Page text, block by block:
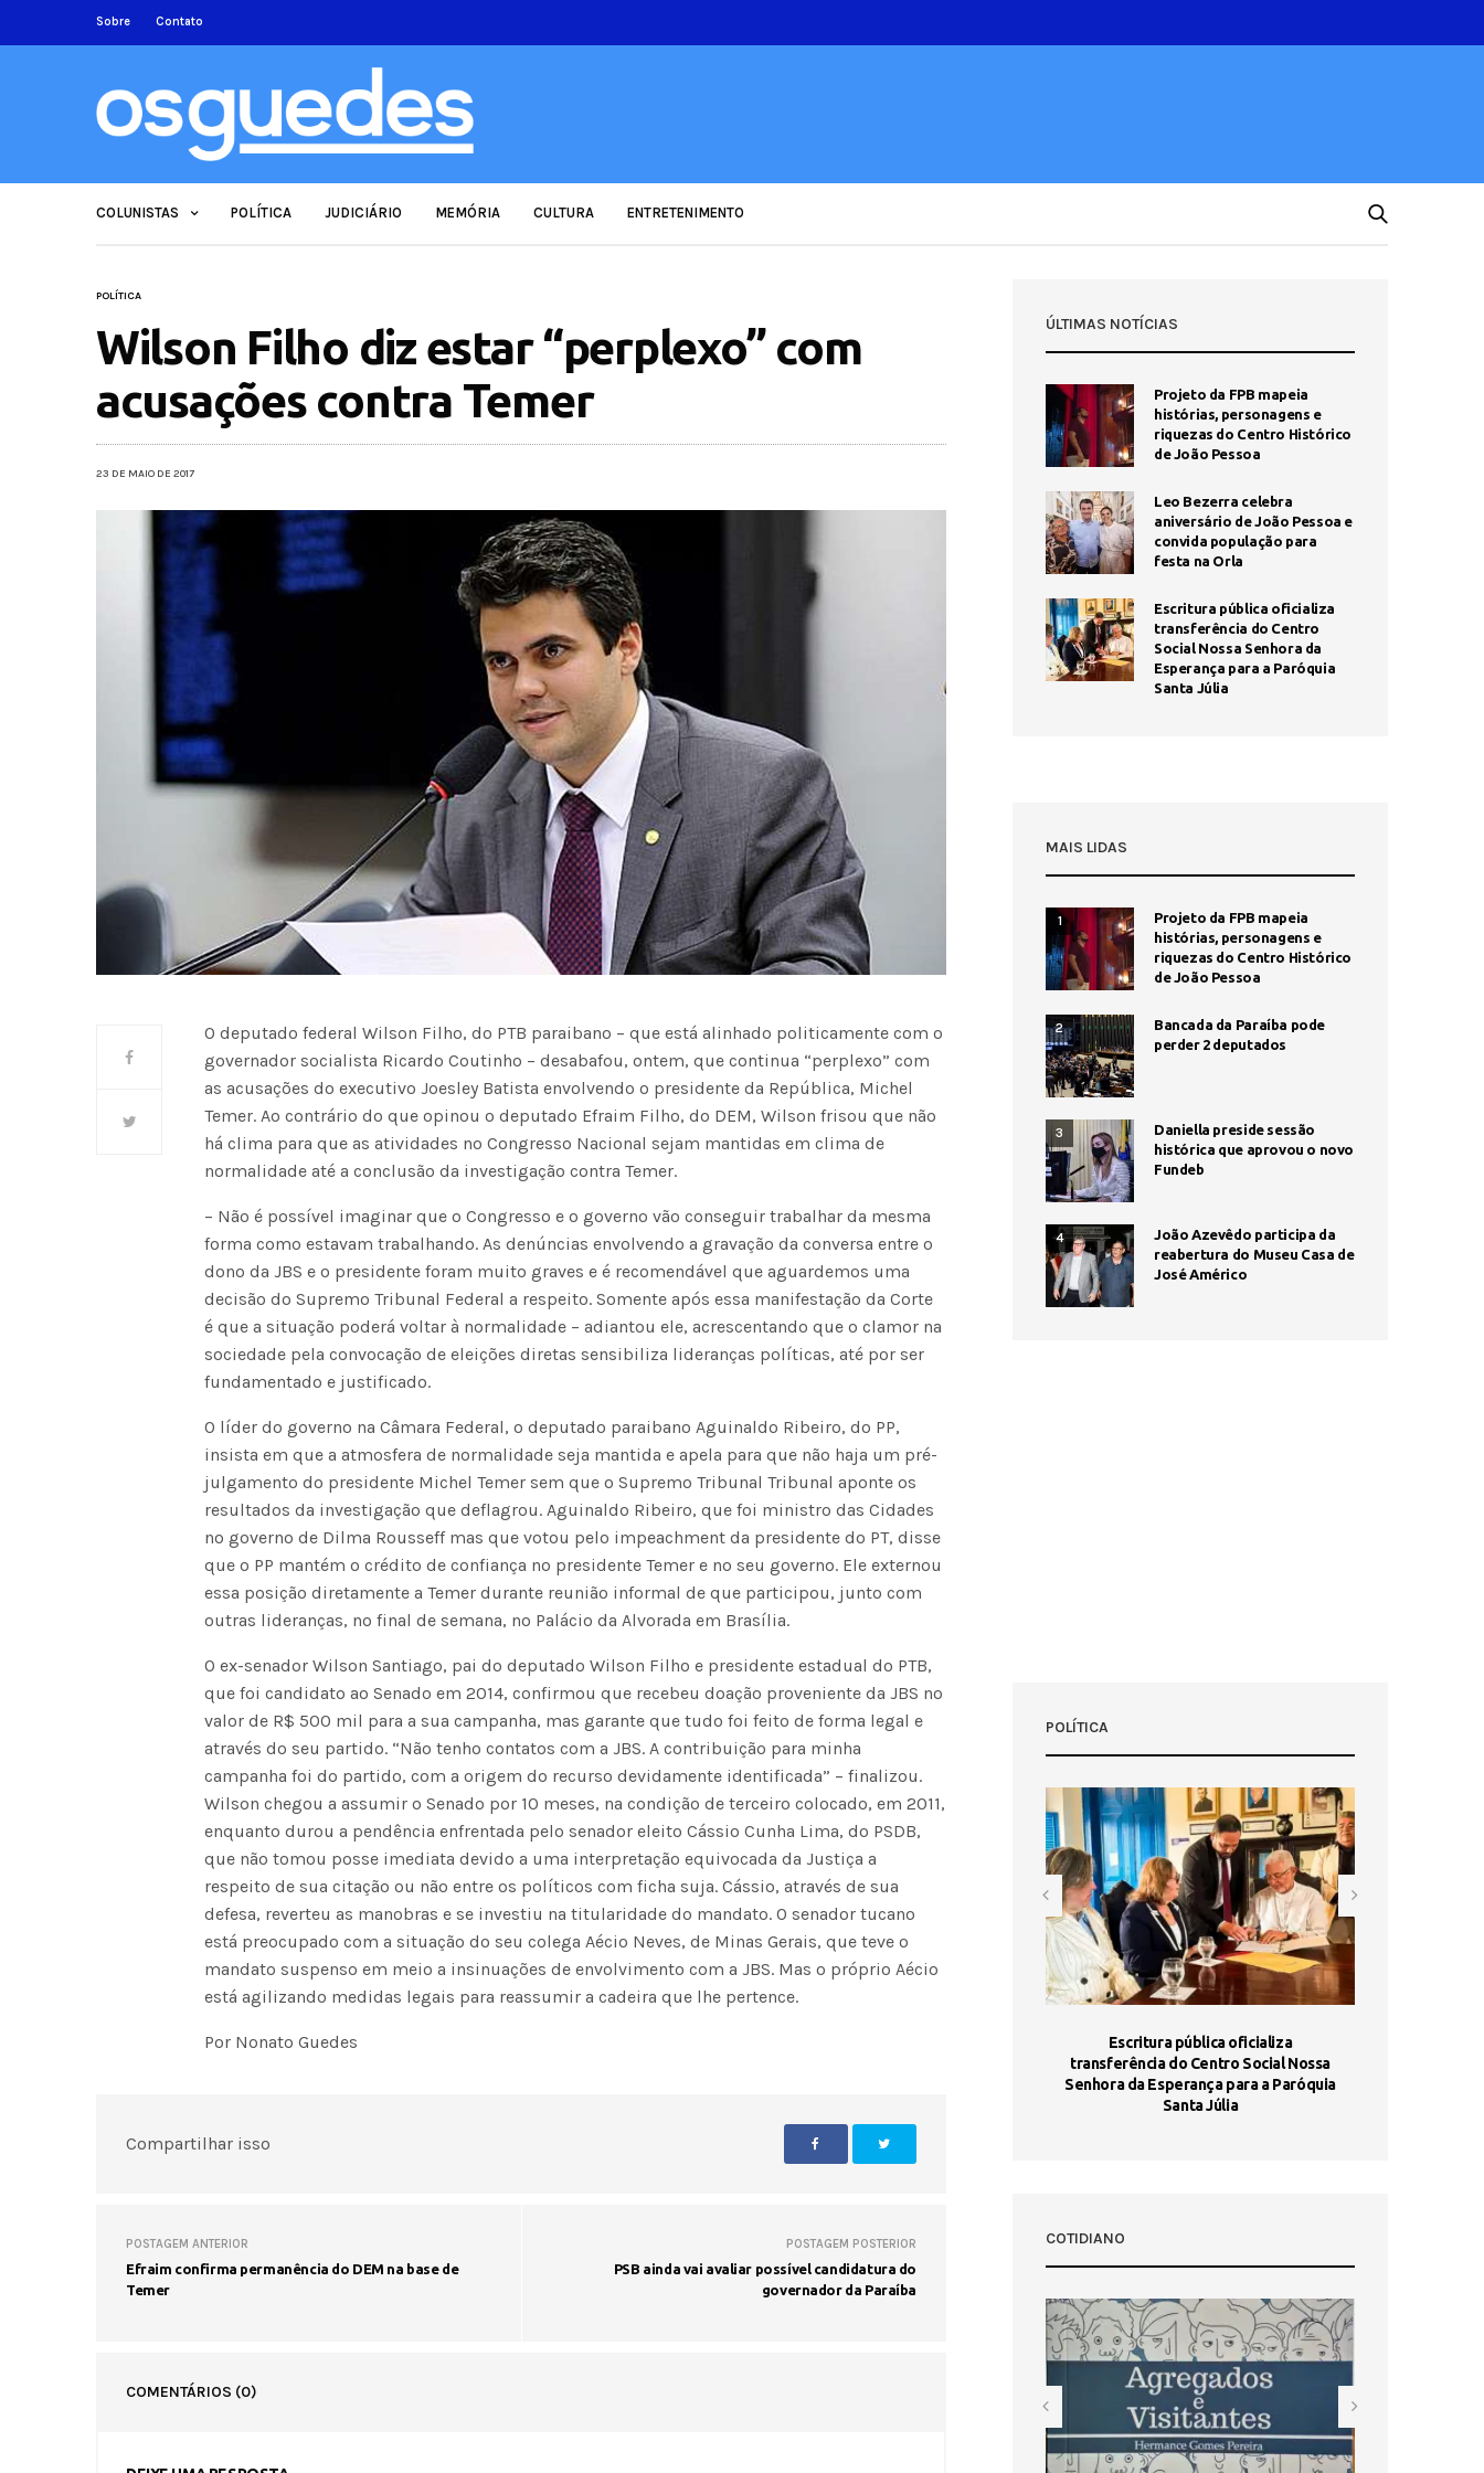
Sobre Contato
COLUNISTAS POLÍTICA JUDICIÁRIO MEMÓRIA CULTURA ENTRETENIMENTO
POLÍTICA
Wilson Filho diz estar “perplexo” com
acusações contra Temer
23 DE MAIO DE 2017
O deputado federal Wilson Filho, do PTB paraibano – que está alinhado politicamente com o
governador socialista Ricardo Coutinho – desabafou, ontem, que continua “perplexo” com
as acusações do executivo Joesley Batista envolvendo o presidente da República, Michel
Temer. Ao contrário do que opinou o deputado Efraim Filho, do DEM, Wilson frisou que não
há clima para que as atividades no Congresso Nacional sejam mantidas em clima de
normalidade até a conclusão da investigação contra Temer.
– Não é possível imaginar que o Congresso e o governo vão conseguir trabalhar da mesma
forma como estavam trabalhando. As denúncias envolvendo a gravação da conversa entre o
dono da JBS e o presidente foram muito graves e é recomendável que aguardemos uma
decisão do Supremo Tribunal Federal a respeito. Somente após essa manifestação da Corte
é que a situação poderá voltar à normalidade – adiantou ele, acrescentando que o clamor na
sociedade pela convocação de eleições diretas sensibiliza lideranças políticas, até por ser
fundamentado e justificado.
O líder do governo na Câmara Federal, o deputado paraibano Aguinaldo Ribeiro, do PP,
insista em que a atmosfera de normalidade seja mantida e apela para que não haja um pré-
julgamento do presidente Michel Temer sem que o Supremo Tribunal Tribunal aponte os
resultados da investigação que deflagrou. Aguinaldo Ribeiro, que foi ministro das Cidades
no governo de Dilma Rousseff mas que votou pelo impeachment da presidente do PT, disse
que o PP mantém o crédito de confiança no presidente Temer e no seu governo. Ele externou
essa posição diretamente a Temer durante reunião informal de que participou, junto com
outras lideranças, no final de semana, no Palácio da Alvorada em Brasília.
O ex-senador Wilson Santiago, pai do deputado Wilson Filho e presidente estadual do PTB,
que foi candidato ao Senado em 2014, confirmou que recebeu doação proveniente da JBS no
valor de R$ 500 mil para a sua campanha, mas garante que tudo foi feito de forma legal e
através do seu partido. “Não tenho contatos com a JBS. A contribuição para minha
campanha foi do partido, com a origem do recurso devidamente identificada” – finalizou.
Wilson chegou a assumir o Senado por 10 meses, na condição de terceiro colocado, em 2011,
enquanto durou a pendência enfrentada pelo senador eleito Cássio Cunha Lima, do PSDB,
que não tomou posse imediata devido a uma interpretação equivocada da Justiça a
respeito de sua citação ou não entre os políticos com ficha suja. Cássio, através de sua
defesa, reverteu as manobras e se investiu na titularidade do mandato. O senador tucano
está preocupado com a situação do seu colega Aécio Neves, de Minas Gerais, que teve o
mandato suspenso em meio a insinuações de envolvimento com a JBS. Mas o próprio Aécio
está agilizando medidas legais para reassumir a cadeira que lhe pertence.
Por Nonato Guedes
Compartilhar isso
POSTAGEM ANTERIOR
Efraim confirma permanência do DEM na base de
Temer
POSTAGEM POSTERIOR
PSB ainda vai avaliar possível candidatura do
governador da Paraíba
COMENTÁRIOS (0)
ÚLTIMAS NOTÍCIAS
Projeto da FPB mapeia
histórias, personagens e
riquezas do Centro Histórico
de João Pessoa
Leo Bezerra celebra
aniversário de João Pessoa e
convida população para
festa na Orla
Escritura pública oficializa
transferência do Centro
Social Nossa Senhora da
Esperança para a Paróquia
Santa Júlia
MAIS LIDAS
1
Projeto da FPB mapeia
histórias, personagens e
riquezas do Centro Histórico
de João Pessoa
2
Bancada da Paraíba pode
perder 2 deputados
3
Daniella preside sessão
histórica que aprovou o novo
Fundeb
4
João Azevêdo participa da
reabertura do Museu Casa de
José Américo
POLÍTICA
Escritura pública oficializa
transferência do Centro Social Nossa
Senhora da Esperança para a Paróquia
Santa Júlia
COTIDIANO